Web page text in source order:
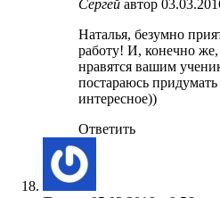
Сергей автор
Наталья, безумно
работу! И, конечно же,
нравятся вашим
постараюсь
интересное))
Ответить